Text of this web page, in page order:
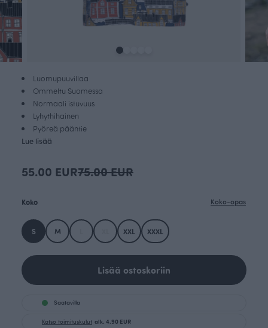
Luomupuuvillaa
Ommeltu Suomessa
Normaali istuvuus
Lyhythihainen
Pyöreä pääntie
Lue lisää
55.00 EUR75.00 EUR
Koko Koko-opas
S M XXL XXXL
Lisää ostoskoriin
Saatavilla
Katso toimituskulut alk. 4.90 EUR